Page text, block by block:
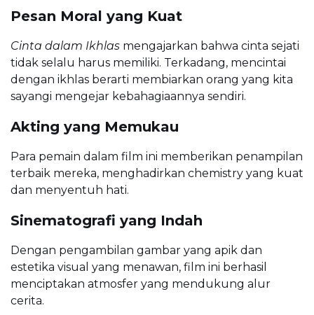
Pesan Moral yang Kuat
Cinta dalam Ikhlas mengajarkan bahwa cinta sejati
tidak selalu harus memiliki. Terkadang, mencintai
dengan ikhlas berarti membiarkan orang yang kita
sayangi mengejar kebahagiaannya sendiri.
Akting yang Memukau
Para pemain dalam film ini memberikan penampilan
terbaik mereka, menghadirkan chemistry yang kuat
dan menyentuh hati.
Sinematografi yang Indah
Dengan pengambilan gambar yang apik dan
estetika visual yang menawan, film ini berhasil
menciptakan atmosfer yang mendukung alur
cerita.